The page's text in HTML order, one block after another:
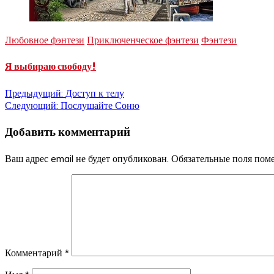
Любовное фэнтези Приключенческое фэнтези Фэнтези
Я выбираю свободу!
Навигация
записям
Предыдущий: Доступ к телу
Следующий: Послушайте Соню
Добавить комментарий
Ваш адрес email не будет опубликован. Обязательные поля
Комментарий *